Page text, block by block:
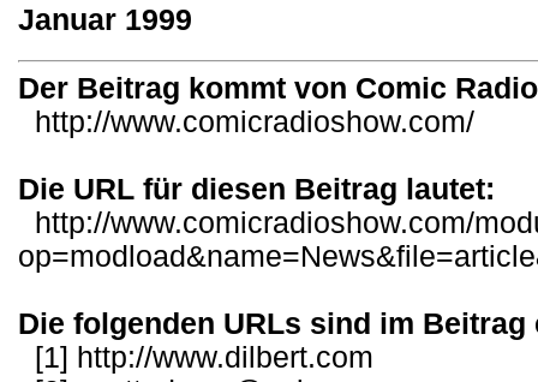
Januar 1999
Der Beitrag kommt von Comic
http://www.comicradioshow.com/
Die URL für diesen Beitrag lautet:
http://www.comicradioshow.com/
Die folgenden URLs sind im Beitrag
[1] http://www.dilbert.com